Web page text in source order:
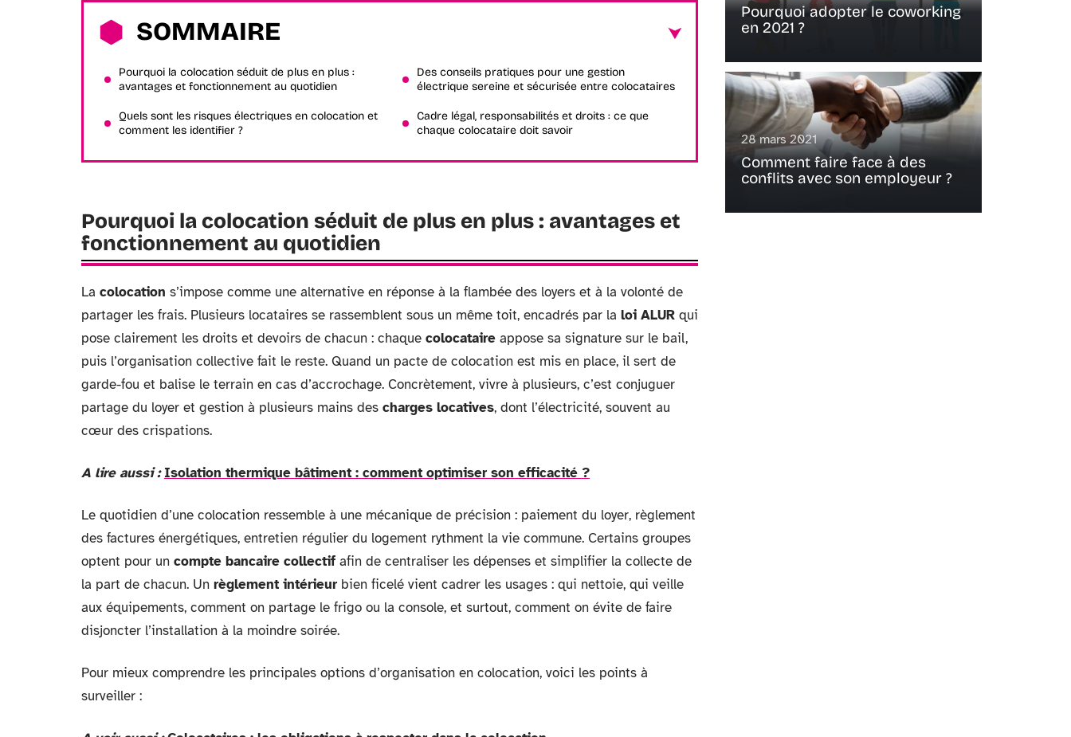
SOMMAIRE
Pourquoi la colocation séduit de plus en plus :
avantages et fonctionnement au quotidien
Quels sont les risques électriques en colocation et
comment les identifier ?
Des conseils pratiques pour une gestion
électrique sereine et sécurisée entre colocataires
Cadre légal, responsabilités et droits : ce que
chaque colocataire doit savoir
Pourquoi la colocation séduit de plus en plus : avantages et
fonctionnement au quotidien
La colocation s’impose comme une alternative en réponse à la flambée des loyers et à la volonté de
partager les frais. Plusieurs locataires se rassemblent sous un même toit, encadrés par la loi ALUR qui
pose clairement les droits et devoirs de chacun : chaque colocataire appose sa signature sur le bail,
puis l’organisation collective fait le reste. Quand un pacte de colocation est mis en place, il sert de
garde-fou et balise le terrain en cas d’accrochage. Concrètement, vivre à plusieurs, c’est conjuguer
partage du loyer et gestion à plusieurs mains des charges locatives, dont l’électricité, souvent au
cœur des crispations.
A lire aussi : Isolation thermique bâtiment : comment optimiser son efficacité ?
Le quotidien d’une colocation ressemble à une mécanique de précision : paiement du loyer, règlement
des factures énergétiques, entretien régulier du logement rythment la vie commune. Certains groupes
optent pour un compte bancaire collectif afin de centraliser les dépenses et simplifier la collecte de
la part de chacun. Un règlement intérieur bien ficelé vient cadrer les usages : qui nettoie, qui veille
aux équipements, comment on partage le frigo ou la console, et surtout, comment on évite de faire
disjoncter l’installation à la moindre soirée.
Pour mieux comprendre les principales options d’organisation en colocation, voici les points à
surveiller :
Pourquoi adopter le coworking
en 2021 ?
28 mars 2021
Comment faire face à des
conflits avec son employeur ?